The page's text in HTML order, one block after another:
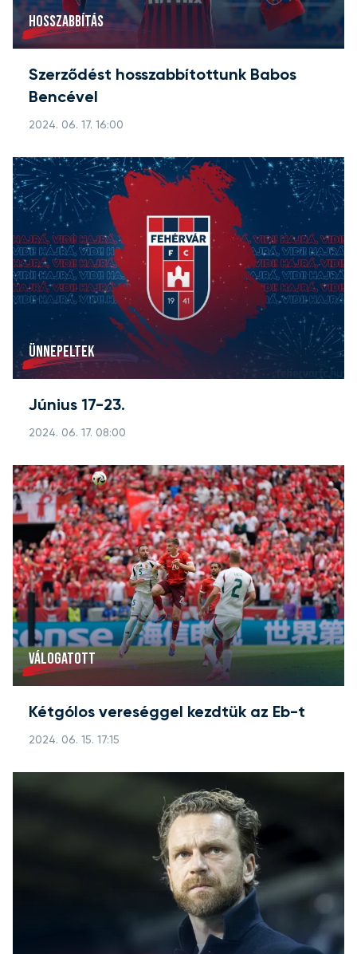
HOSSZABBÍTÁS
Szerződést hosszabbítottunk Babos
Bencével
2024. 06. 17. 16:00
ÜNNEPELTEK
Június 17-23.
2024. 06. 17. 08:00
VÁLOGATOTT
Kétgólos vereséggel kezdtük az Eb-t
2024. 06. 15. 17:15